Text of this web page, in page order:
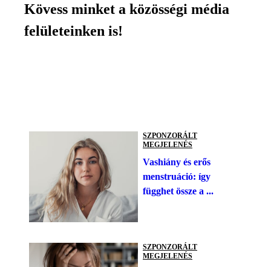
Kövess minket a közösségi média
felületeinken is!
SZPONZORÁLT
MEGJELENÉS
Vashiány és erős
menstruáció: így
függhet össze a ...
SZPONZORÁLT
MEGJELENÉS